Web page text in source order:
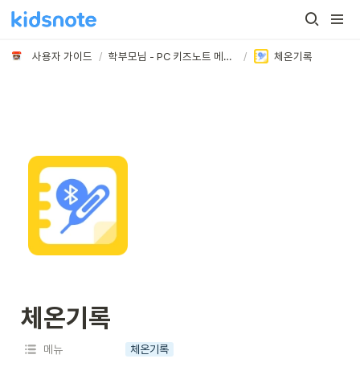
사용자 가이드 / 학부모님 - PC 키즈노트 메뉴 활용하기 / 체온기록
체온기록
메뉴 체온기록